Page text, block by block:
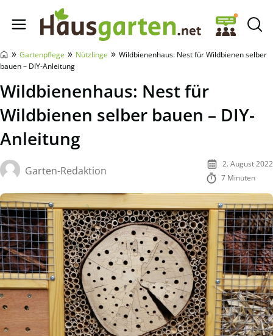
Hausgarten.net
» Gartenpflege » Nützlinge » Wildbienenhaus: Nest für Wildbienen selber
bauen – DIY-Anleitung
Wildbienenhaus: Nest für
Wildbienen selber bauen – DIY-
Anleitung
Garten-Redaktion
2. August 2022
7 Minuten